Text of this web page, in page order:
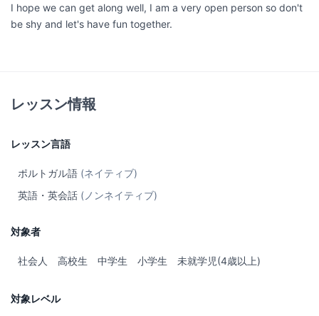
I hope we can get along well, I am a very open person so don't
be shy and let's have fun together.
レッスン情報
レッスン言語
ポルトガル語 (ネイティブ)
英語・英会話 (ノンネイティブ)
対象者
社会人 高校生 中学生 小学生 未就学児(4歳以上)
対象レベル